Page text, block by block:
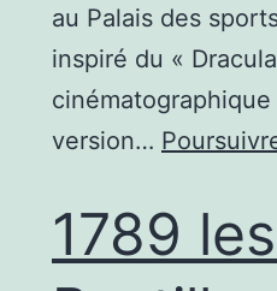
au Palais des
inspiré du «
cinématographique
version…
1789